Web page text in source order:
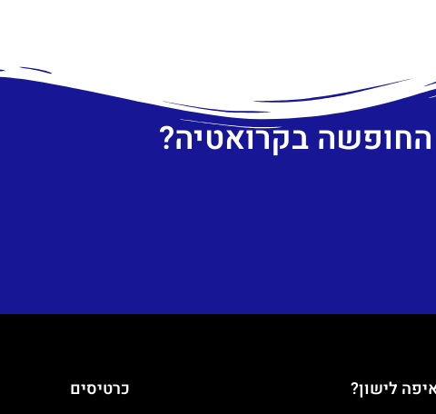
החופשה בקרואטיה?
לישון?
כרטיסים